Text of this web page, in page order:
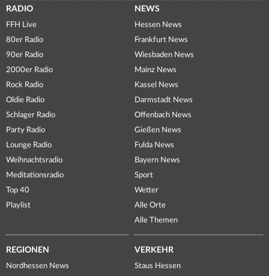
RADIO
FFH Live
80er Radio
90er Radio
2000er Radio
Rock Radio
Oldie Radio
Schlager Radio
Party Radio
Lounge Radio
Weihnachtsradio
Meditationsradio
Top 40
Playlist
NEWS
Hessen News
Frankfurt News
Wiesbaden News
Mainz News
Kassel News
Darmstadt News
Offenbach News
Gießen News
Fulda News
Bayern News
Sport
Wetter
Alle Orte
Alle Themen
REGIONEN
Nordhessen News
VERKEHR
Staus Hessen